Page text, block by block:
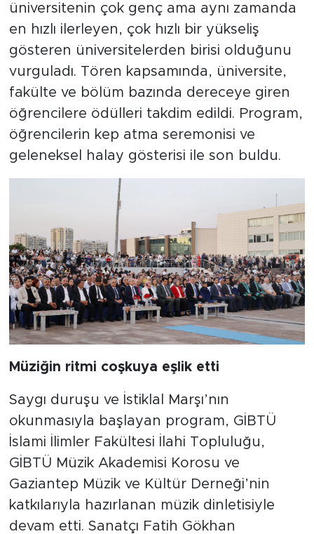
üniversitenin çok genç ama aynı zamanda
en hızlı ilerleyen, çok hızlı bir yükseliş
gösteren üniversitelerden birisi olduğunu
vurguladı. Tören kapsamında, üniversite,
fakülte ve bölüm bazında dereceye giren
öğrencilere ödülleri takdim edildi. Program,
öğrencilerin kep atma seremonisi ve
geleneksel halay gösterisi ile son buldu.
Müziğin ritmi coşkuya eşlik etti
Saygı duruşu ve İstiklal Marşı’nın
okunmasıyla başlayan program, GİBTÜ
İslami İlimler Fakültesi İlahi Topluluğu,
GİBTÜ Müzik Akademisi Korosu ve
Gaziantep Müzik ve Kültür Derneği’nin
katkılarıyla hazırlanan müzik dinletisiyle
devam etti. Sanatçı Fatih Gökhan